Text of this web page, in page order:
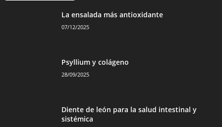
La ensalada más antioxidante
07/12/2025
Psyllium y colágeno
28/09/2025
Diente de león para la salud intestinal y
sistémica